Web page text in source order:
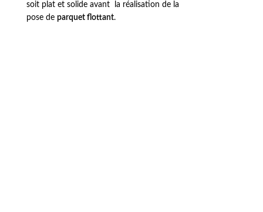
soit plat et solide avant la réalisation de la
pose de parquet flottant.